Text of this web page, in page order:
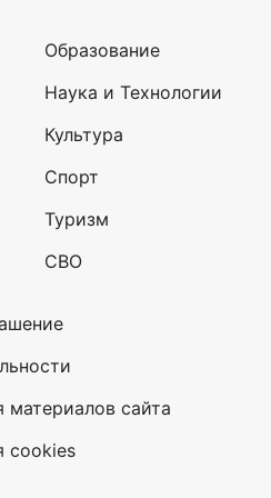
Образование
Наука и Технологии
Культура
Спорт
Туризм
СВО
материалов сайта
cookies